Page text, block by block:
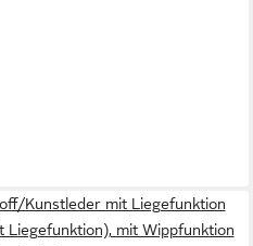
Kunstleder mit Liegefunktion
Liegefunktion), mit Wippfunktion